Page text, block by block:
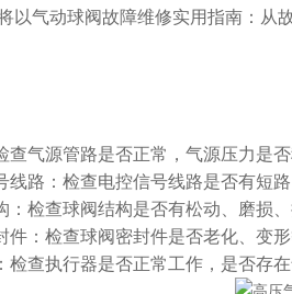
以气动球阀故障维修实用指南：从
气源管路是否正常，气源压力是否
路：检查电控信号线路是否有短路
检查球阀结构是否有松动、磨损、
：检查球阀密封件是否老化、变形
查执行器是否正常工作，是否存在